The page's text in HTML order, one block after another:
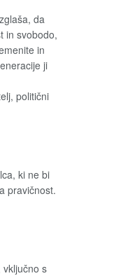
da
in svobodo,
in
ji
politični
ki ne bi
pravičnost.
vključno s